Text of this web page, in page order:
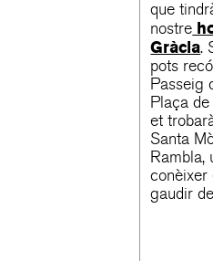
que
nostre
Gràcia.
pots
Passeig
Plaça
et
Santa
Rambla,
gaudir